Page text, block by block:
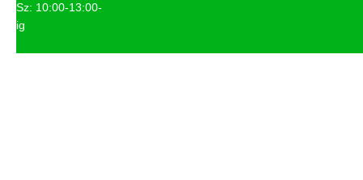
Sz: 10:00-13:00-
ig